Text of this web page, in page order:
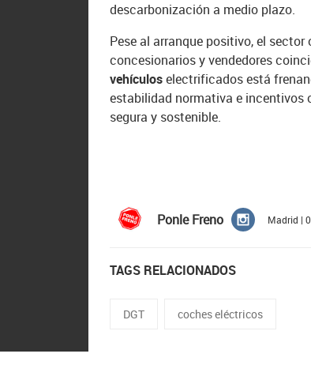
descarbonización a medio plazo.
Pese al arranque positivo, el
concesionarios y vendedores
vehículoselectrificados está
estabilidad normativa e incentivos
segura y sostenible.
Ponle Freno Madrid |
TAGS RELACIONADOS
DGT coches eléctricos